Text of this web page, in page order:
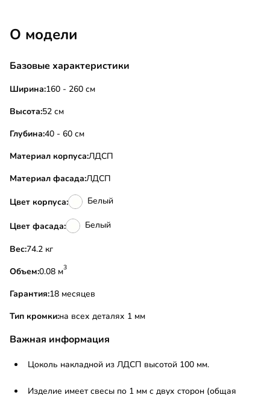
О модели
Базовые характеристики
Ширина:160 - 260 см
Высота:52 см
Глубина:40 - 60 см
Материал корпуса:ЛДСП
Материал фасада:ЛДСП
Цвет корпуса: Белый
Цвет фасада: Белый
Вес:
74.2 кг
Объем:
0.08 м3
Гарантия:18 месяцев
Тип кромки:на всех деталях 1 мм
Важная информация
Цоколь накладной из ЛДСП высотой 100 мм.
Изделие имеет свесы по 1 мм с двух сторон (общая